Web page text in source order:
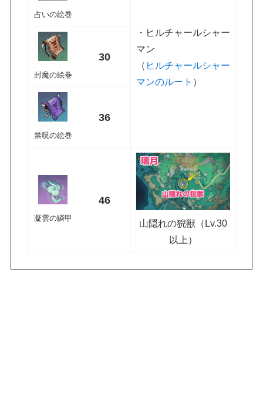
占いの絵巻
・ヒルチャールシャー
マン
（ ヒルチャールシャー
マンのルート ）
封魔の絵巻
30
禁呪の絵巻
36
凝雲の鱗甲
46
山隠れの猊獣（Lv.30
以上）